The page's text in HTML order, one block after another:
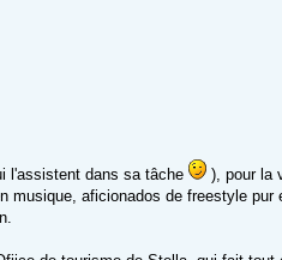
l'assistent dans sa tâche
), pour la
aficionados de freestyle